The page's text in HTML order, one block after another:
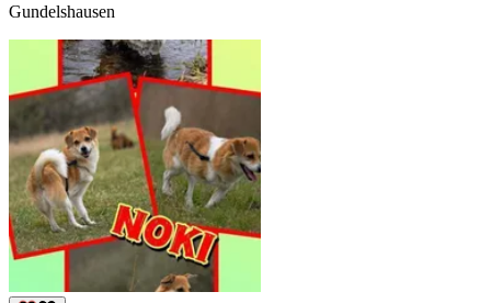
Gundelshausen